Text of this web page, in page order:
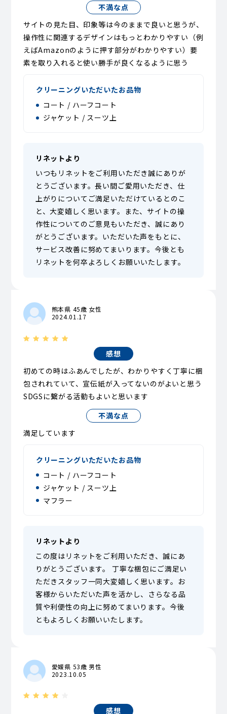
不満な点
サイトの見た目、印象等は今のままで良いと思うが、
操作性に関連するデザインはもっとわかりやすい（例
えばAmazonのように押す部分がわかりやすい）要
素を取り入れると使い勝手が良くなるように思う
クリーニングいただいたお品物
コート / ハーフコート
ジャケット / スーツ上
リネットより
いつもリネットをご利用いただき誠にありが
とうございます。長い間ご愛用いただき、仕
上がりについてご満足いただけているとのこ
と、大変嬉しく思います。また、サイトの操
作性についてのご意見もいただき、誠にあり
がとうございます。いただいた声をもとに、
サービス改善に努めてまいります。今後とも
リネットを何卒よろしくお願いいたします。
熊本県 45歳 女性
2024.01.17
感想
初めての時はふあんでしたが、わかりやすく丁寧に梱
包されれていて、宣伝紙が入ってないのがよいと思う
SDGSに繋がる活動もよいと思います
不満な点
満足しています
クリーニングいただいたお品物
コート / ハーフコート
ジャケット / スーツ上
マフラー
リネットより
この度はリネットをご利用いただき、誠にあ
りがとうございます。 丁寧な梱包にご満足い
ただきスタッフ一同大変嬉しく思います。お
客様からいただいた声を活かし、さらなる品
質や利便性の向上に努めてまいります。今後
ともよろしくお願いいたします。
愛媛県 53歳 男性
2023.10.05
感想